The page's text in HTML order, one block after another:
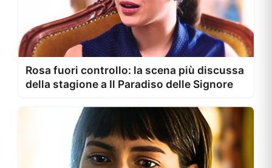
Rosa fuori controllo: la scena più discussa
della stagione a Il Paradiso delle Signore